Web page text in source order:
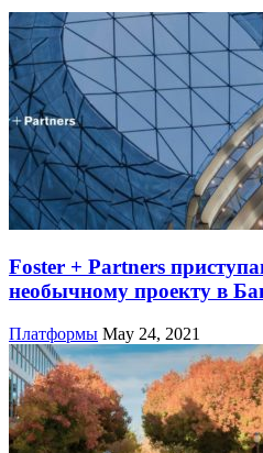
Foster + Partners
необычному проекту в
Платформы May 24, 2021